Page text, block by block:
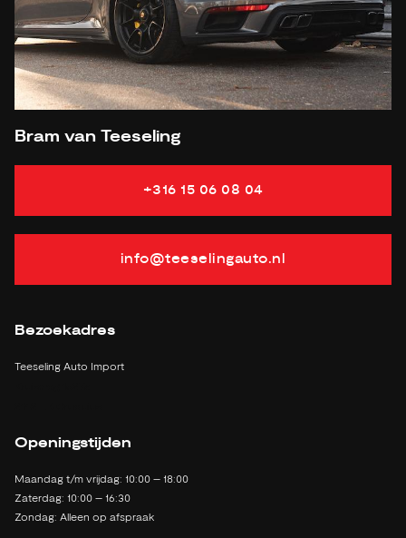
APK tot 11-12-2024
Onderhoudsboekje aanwezig?
Bijtelling
Energielabel
Gemiddeld verbruik 11.2 L/100KM
Verbruik stad
Bram van Teeseling
+316 15 06 08 04
info@teeselingauto.nl
Bezoekadres
Teeseling Auto Import
Openingstijden
Maandag t/m vrijdag: 10:00 – 18:00
Zaterdag: 10:00 – 16:30
Zondag: Alleen op afspraak